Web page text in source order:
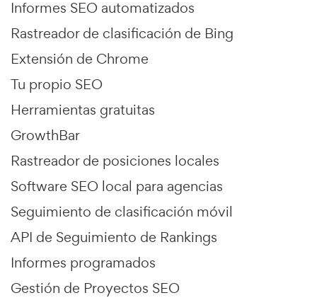
Informes SEO automatizados
Rastreador de clasificación de Bing
Extensión de Chrome
Tu propio SEO
Herramientas gratuitas
GrowthBar
Rastreador de posiciones locales
Software SEO local para agencias
Seguimiento de clasificación móvil
API de Seguimiento de Rankings
Informes programados
Gestión de Proyectos SEO